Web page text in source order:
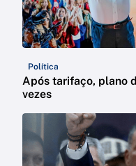
Política
Após tarifaço, plano
vezes